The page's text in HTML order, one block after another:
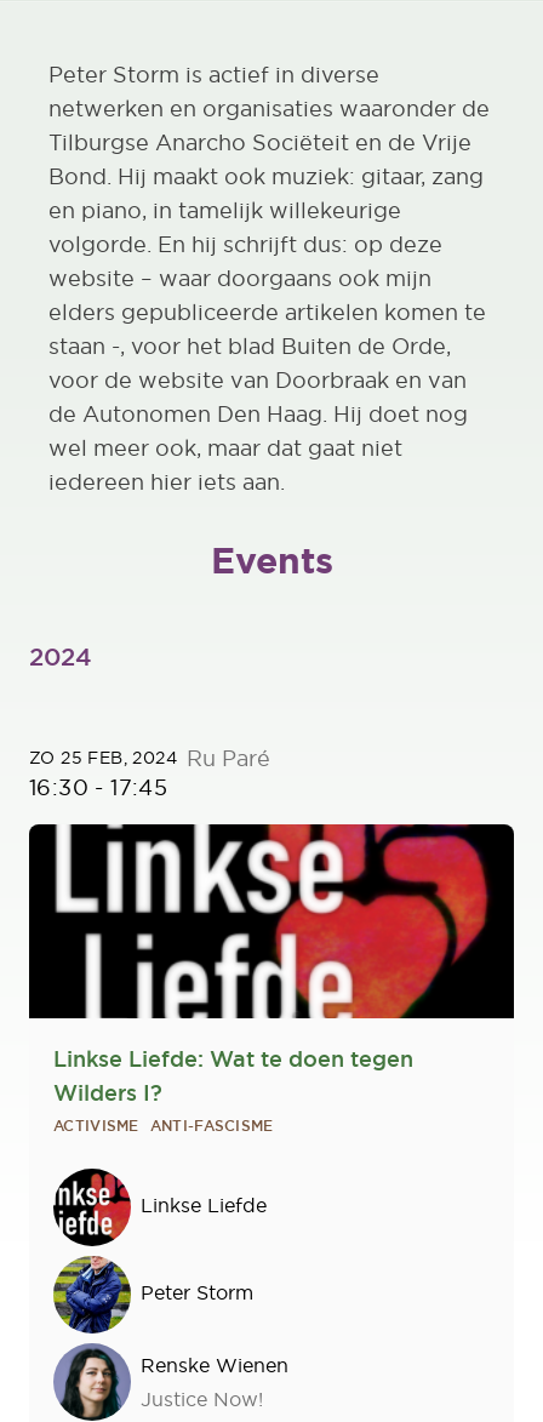
Peter Storm is actief in diverse
netwerken en organisaties waaronder de
Tilburgse Anarcho Sociëteit en de Vrije
Bond. Hij maakt ook muziek: gitaar, zang
en piano, in tamelijk willekeurige
volgorde. En hij schrijft dus: op deze
website – waar doorgaans ook mijn
elders gepubliceerde artikelen komen te
staan -, voor het blad Buiten de Orde,
voor de website van Doorbraak en van
de Autonomen Den Haag. Hij doet nog
wel meer ook, maar dat gaat niet
iedereen hier iets aan.
Events
2024
ZO 25 FEB, 2024
16:30 -17:45
Ru Paré
Linkse Liefde: Wat te doen tegen
Wilders I?
ACTIVISME ANTI-FASCISME
Sprekers
Linkse Liefde
Peter Storm
Renske Wienen
Justice Now!